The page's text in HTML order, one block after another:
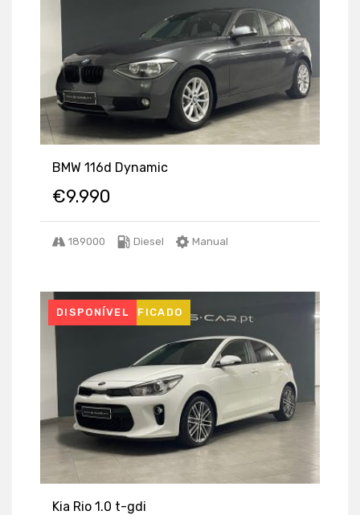
BMW 116d Dynamic
€9.990
189000 Diesel Manual
USADO CERTIFICADO
DISPONÍVEL
Kia Rio 1.0 t-gdi